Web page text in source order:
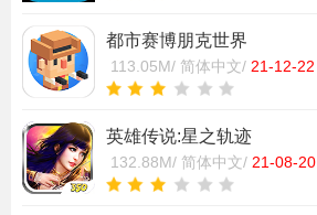
都市赛博朋克世界
113.05M/ 简体中文/ 21-12-22
英雄传说:星之轨迹
132.88M/ 简体中文/ 21-08-20